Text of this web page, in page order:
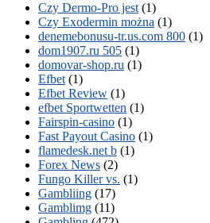
Czy Dermo-Pro jest (1)
Czy Exodermin można (1)
denemebonusu-tr.us.com 800 (1)
dom1907.ru 505 (1)
domovar-shop.ru (1)
Efbet (1)
Efbet Review (1)
efbet Sportwetten (1)
Fairspin-casino (1)
Fast Payout Casino (1)
flamedesk.net b (1)
Forex News (2)
Fungo Killer vs. (1)
Gambliing (17)
Gamblimg (11)